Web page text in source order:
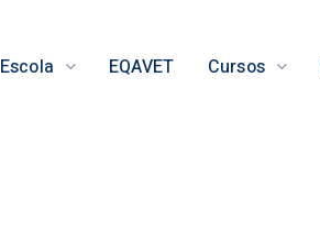
Escola EQAVET Cursos